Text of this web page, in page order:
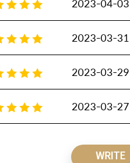
2023-04-03
2023-03-31
2023-03-29
2023-03-27
WRITE